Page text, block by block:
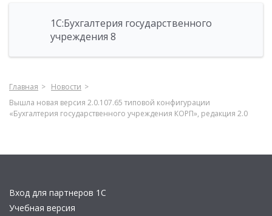
1С:Бухгалтерия государственного
учреждения 8
Главная
Новости
Вышла новая версия 2.0.107.65 типовой конфигурации
«Бухгалтерия государственного учреждения КОРП», редакция 2.0
Вход для партнеров 1С
Учебная версия